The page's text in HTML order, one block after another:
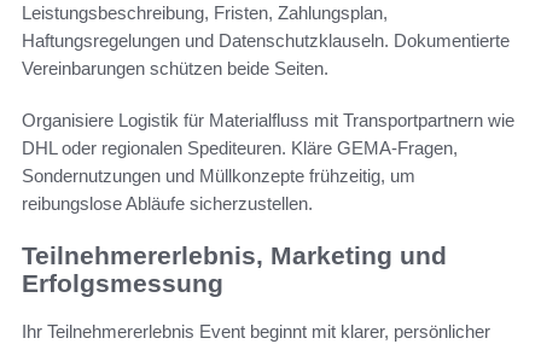
Leistungsbeschreibung, Fristen, Zahlungsplan,
Haftungsregelungen und Datenschutzklauseln. Dokumentierte
Vereinbarungen schützen beide Seiten.
Organisiere Logistik für Materialfluss mit Transportpartnern wie
DHL oder regionalen Spediteuren. Kläre GEMA-Fragen,
Sondernutzungen und Müllkonzepte frühzeitig, um
reibungslose Abläufe sicherzustellen.
Teilnehmererlebnis, Marketing und
Erfolgsmessung
Ihr Teilnehmererlebnis Event beginnt mit klarer, persönlicher